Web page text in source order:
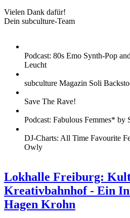
Vielen Dank dafür!
Dein subculture-Team
Podcast: 80s Emo Synth-Pop
Leucht
subculture Magazin Soli
Save The Rave!
Podcast: Fabulous Femmes* by
DJ-Charts: All Time Favourite
Owly
Lokhalle Freiburg:
Kreativbahnhof - Ein
Hagen Krohn